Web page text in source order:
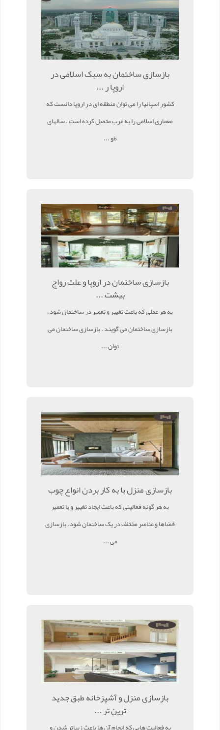
بازسازی ساختمان به سبک اسلامی در
اروپا ر ...
کشور اسپانیا را می توان منطقه ای در اروپا دانست که
معماری اسلامی را به غرب متصل کرده است . سالهای
طو ...
بازسازی ساختمان در اروپا و علت رواج
بیشت ...
به هر عملی که باعث تغییر و تعمیر در ساختمان شود ،
بازسازی ساختمان می گویند . بازسازی ساختمان می
توان ...
بازسازی منزل با به کار بردن انواع چوب
به هر گونه فعالیتی که باعث ایجاد تغییر و یا تعمیر
فضاها و عناصر مختلف در یک ساختمان شود ، بازسازی
می ...
بازسازی منزل و آشپزخانه طبق جدید
ترین تر ...
به فعالیت هایی که انجام آن ها باعث زیباتر شدن و